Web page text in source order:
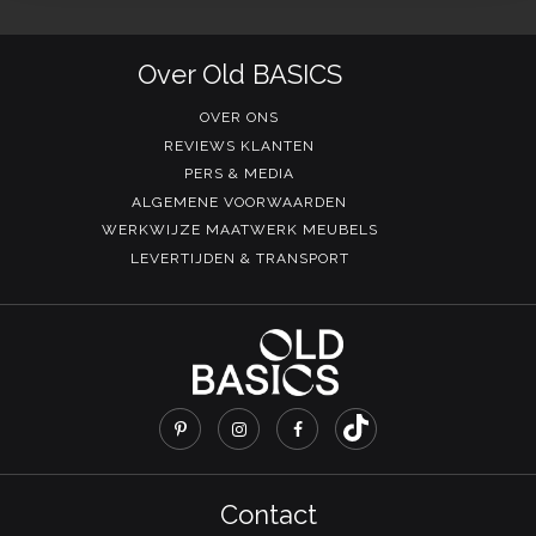
Over Old BASICS
OVER ONS
REVIEWS KLANTEN
PERS & MEDIA
ALGEMENE VOORWAARDEN
WERKWIJZE MAATWERK MEUBELS
LEVERTIJDEN & TRANSPORT
Contact